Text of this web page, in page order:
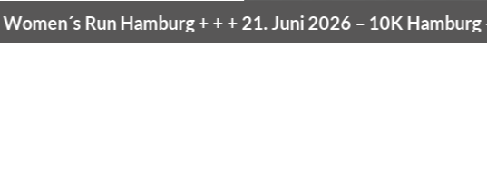
Run Hamburg+ + +21. Juni 2026 –10K Hamburg–